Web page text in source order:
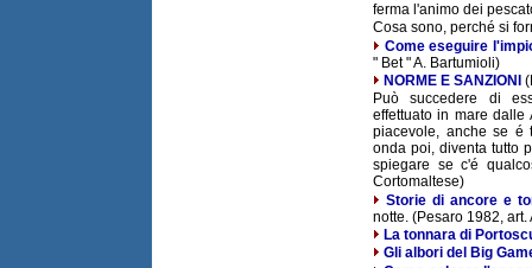
ferma l'animo dei
Cosa sono, perché si
Come eseguire
" Bet " A. Bartumioli)
NORME E SANZIONI
Può succedere di
effettuato in mare dalle
piacevole, anche se é
onda poi, diventa tutto
spiegare se c'é
Cortomaltese)
Storie di ancore e
notte. (Pesaro 1982, art.
La tonnara di
Gli albori del Big